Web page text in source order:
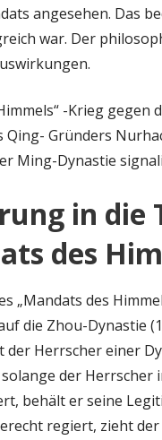
angesehen. Das
war. Der
-Krieg gegen
Qing- Gründers
Ming-Dynastie
in die
des
„Mandats des
die Zhou-Dynastie
der Herrscher einer
der Herrscher
behält er seine
regiert, zieht